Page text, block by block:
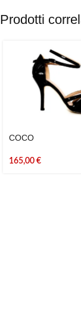
Prodotti
COCO
165,00 €